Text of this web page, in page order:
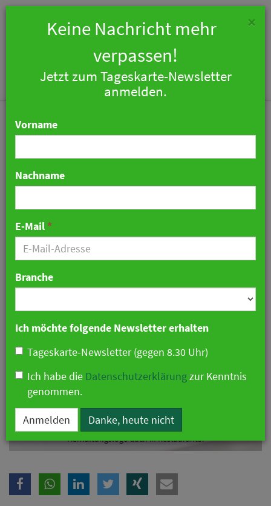
Tierhaltungslogo in
Restaurants? - Regierung
will Fleischkennzeichnung
Tierhaltungslogo auch in Restaurants?
×
Keine Nachricht mehr
verpassen!
Jetzt zum Tageskarte-Newsletter
anmelden.
Vorname
Nachname
E-Mail *
Branche
Ich möchte folgende Newsletter erhalten
Tageskarte-Newsletter (gegen 8.30 Uhr)
Ich habe die Datenschutzerklärungzur Kenntnis
genommen.
Anmelden Danke, heute nicht